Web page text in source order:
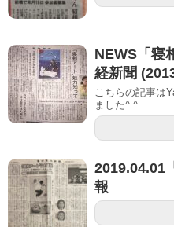
NEWS「寝
経新聞
こちらの記事は
ました^ ^
2019.04.01
報